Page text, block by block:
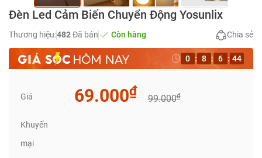
Đèn Led Cảm Biến Chuyển Động Yosunlix
Thương hiệu:482Đã bán Còn hàng Chia sẻ
0 : 8 : 6 : 44
Giá 69.000₫
99.000₫
Khuyến
mại